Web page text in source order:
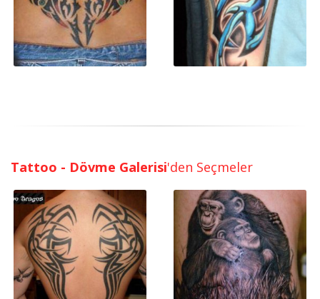
Tattoo - Dövme Galerisi'den Seçmeler